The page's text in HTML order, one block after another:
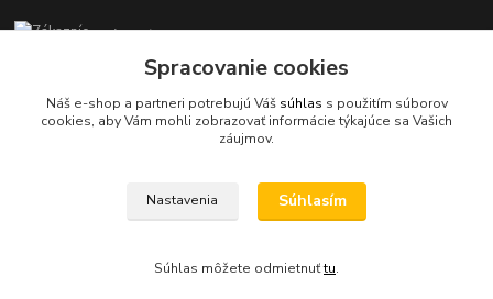
Zákaznícka podpora KaravanPoint
+421902309993
(Po-Pia, 9-18 hod.)
info@karavanpoint.sk
Spracovanie cookies
Náš e-shop a partneri potrebujú Váš súhlas s použitím súborov
cookies, aby Vám mohli zobrazovať informácie týkajúce sa Vašich
záujmov.
Nastavenia Súhlasím
Súhlas môžete odmietnuťtu.